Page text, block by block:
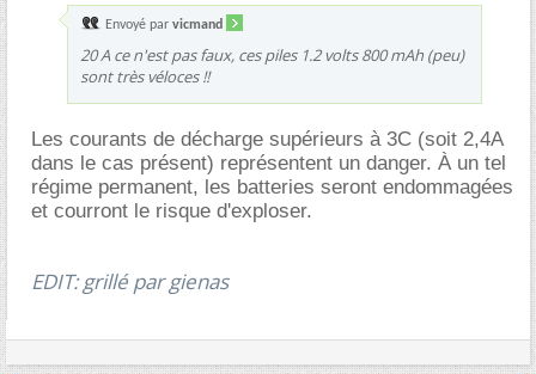
Envoyé par vicmand
20 A ce n'est pas faux, ces piles 1.2 volts 800 mAh (peu)
sont très véloces !!
Les courants de décharge supérieurs à 3C (soit 2,4A
dans le cas présent) représentent un danger. À un tel
régime permanent, les batteries seront endommagées
et courront le risque d'exploser.
EDIT: grillé par gienas